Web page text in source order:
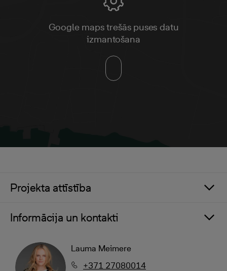
Google maps trešās puses datu
izmantošana
Projekta attīstība
Informācija un kontakti
Lauma Meimere
+371 27080014